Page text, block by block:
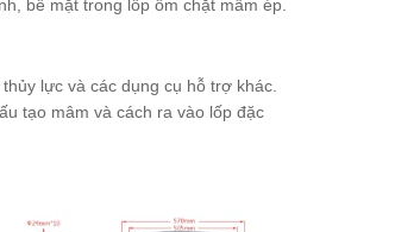
bề mặt trong lốp ôm chặt mâm ép.
lực và các dụng cụ hỗ trợ khác.
tạo mâm và cách ra vào lốp đặc